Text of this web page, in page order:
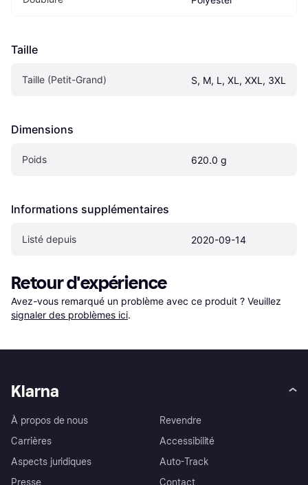
Taille
Taille (Petit-Grand) S, M, L, XL, XXL, 3XL
Dimensions
Poids 620.0 g
Informations supplémentaires
Listé depuis 2020-09-14
Retour d'expérience
Avez-vous remarqué un problème avec ce produit ? Veuillez
signaler des problèmes ici.
Klarna
À propos de nous
Carrières
Aspects juridiques
Revendre
Accessibilité
Auto-Track